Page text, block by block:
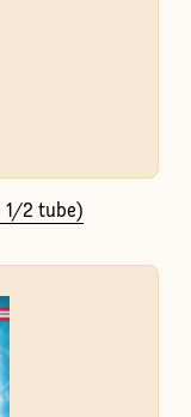
1/2 tube)